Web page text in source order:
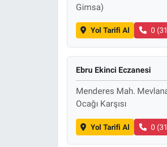
Gimsa)
Yol Tarifi Al 0
Ebru Ekinci Eczanesi
Menderes Mah.
Ocağı Karşısı
Yol Tarifi Al 0